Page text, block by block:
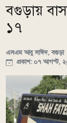
বগুড়ায়
১৭
এসএম আবু সাঈদ, বগুড়া
প্রকাশ: ০৭ আগস্ট,